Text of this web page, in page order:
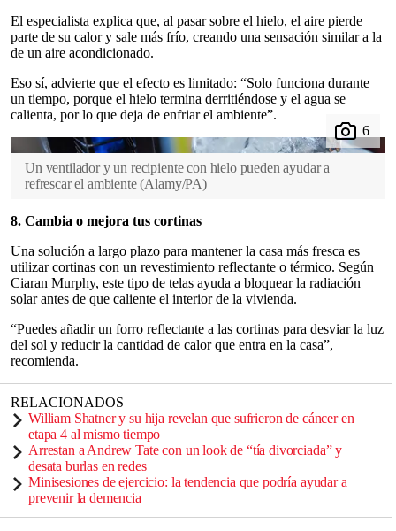
El especialista explica que, al pasar sobre el hielo, el aire pierde
parte de su calor y sale más frío, creando una sensación similar a la
de un aire acondicionado.
Eso sí, advierte que el efecto es limitado: “Solo funciona durante
un tiempo, porque el hielo termina derritiéndose y el agua se
calienta, por lo que deja de enfriar el ambiente”.
Un ventilador y un recipiente con hielo pueden ayudar a
refrescar el ambiente (Alamy/PA)
8. Cambia o mejora tus cortinas
Una solución a largo plazo para mantener la casa más fresca es
utilizar cortinas con un revestimiento reflectante o térmico. Según
Ciaran Murphy, este tipo de telas ayuda a bloquear la radiación
solar antes de que caliente el interior de la vivienda.
“Puedes añadir un forro reflectante a las cortinas para desviar la luz
del sol y reducir la cantidad de calor que entra en la casa”,
recomienda.
RELACIONADOS
William Shatner y su hija revelan que sufrieron de cáncer en
etapa 4 al mismo tiempo
Arrestan a Andrew Tate con un look de “tía divorciada” y
desata burlas en redes
Minisesiones de ejercicio: la tendencia que podría ayudar a
prevenir la demencia